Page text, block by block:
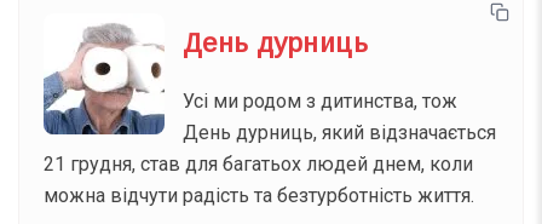
День дурниць
Усі ми родом з дитинства, тож
День дурниць, який відзначається
21 грудня, став для багатьох людей днем, коли
можна відчути радість та безтурботність життя.